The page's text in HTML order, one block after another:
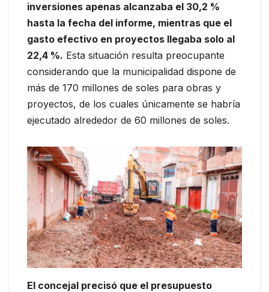
inversiones apenas alcanzaba el 30,2 %
hasta la fecha del informe, mientras que el
gasto efectivo en proyectos llegaba solo al
22,4 %. Esta situación resulta preocupante
considerando que la municipalidad dispone de
más de 170 millones de soles para obras y
proyectos, de los cuales únicamente se habría
ejecutado alrededor de 60 millones de soles.
El concejal precisó que el presupuesto